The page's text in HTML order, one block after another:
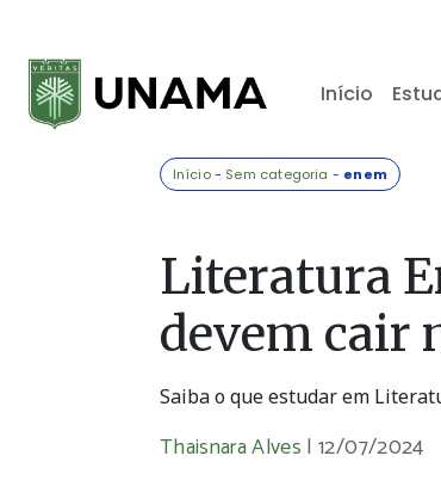
Início
Início- Sem categoria - enem
Literatura
devem cair
Saiba o que estudar em
Thaisnara Alves |12/07/2024